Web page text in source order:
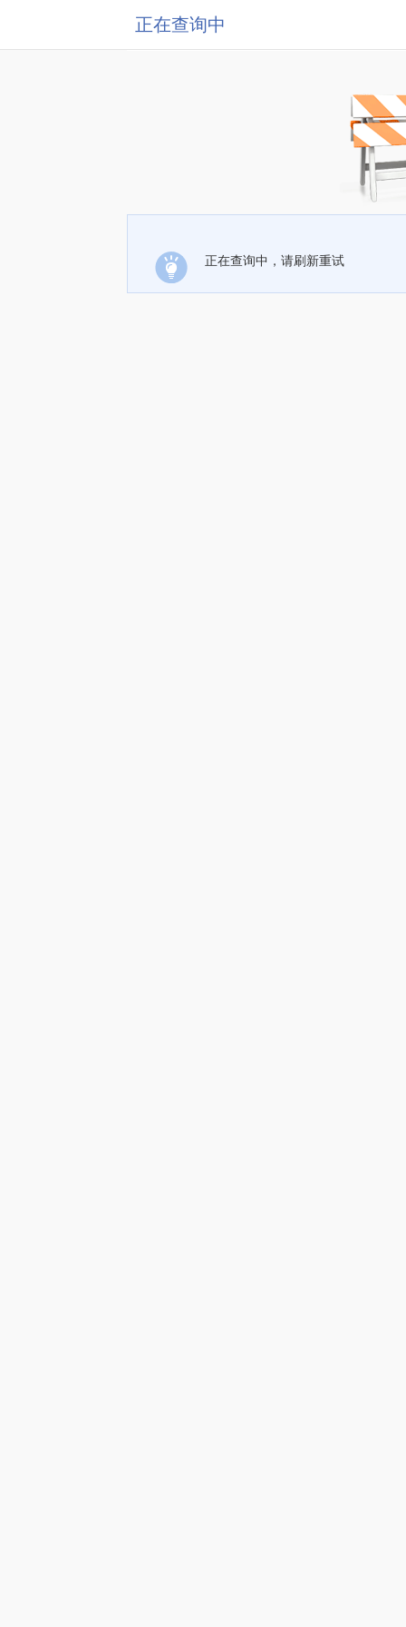
正在查询中
正在查询中，请刷新重试